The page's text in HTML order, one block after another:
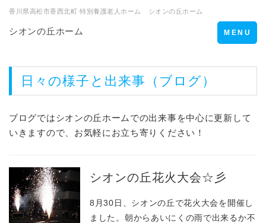
香川県高松市香西北町 特別養護老人ホーム シオンの丘ホーム
シオンの丘ホーム
Toggle
navigation
MENU
日々の様子と出来事（ブログ）
ブログではシオンの丘ホームでの出来事を中心に更新して
いきますので、お気軽にお立ち寄りください！
シオンの丘花火大会☆彡
8月30日、シオンの丘で花火大会を開催し
ました。朝からあいにくの雨で出来るか不